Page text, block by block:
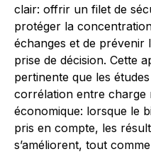
clair: offrir un filet de
protéger la
échanges et de prévenir
prise de décision. Cette
pertinente que les
corrélation entre charge
économique: lorsque le
pris en compte, les
s’améliorent, tout